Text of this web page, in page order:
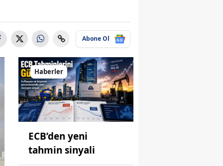
Abone Ol
Haberler
ECB’den yeni
tahmin sinyali